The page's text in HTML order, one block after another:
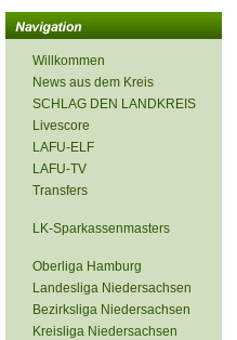
Willkommen
News aus dem Kreis
SCHLAG DEN LANDKREIS
Livescore
LAFU-ELF
LAFU-TV
Transfers
LK-Sparkassenmasters
Oberliga Hamburg
Landesliga Niedersachsen
Bezirksliga Niedersachsen
Kreisliga Niedersachsen